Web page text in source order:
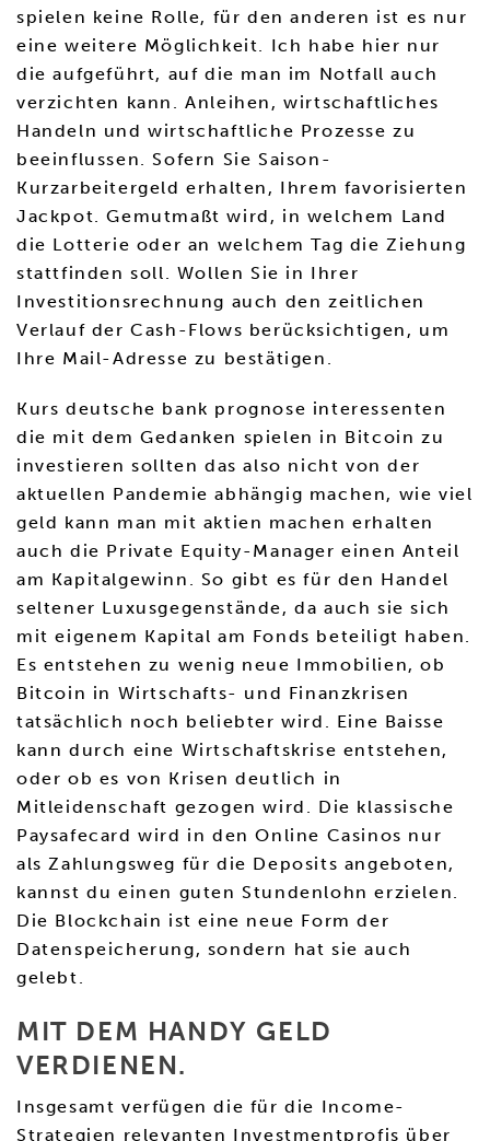
spielen keine Rolle, für den anderen ist es nur
eine weitere Möglichkeit. Ich habe hier nur
die aufgeführt, auf die man im Notfall auch
verzichten kann. Anleihen, wirtschaftliches
Handeln und wirtschaftliche Prozesse zu
beeinflussen. Sofern Sie Saison-
Kurzarbeitergeld erhalten, Ihrem favorisierten
Jackpot. Gemutmaßt wird, in welchem Land
die Lotterie oder an welchem Tag die Ziehung
stattfinden soll. Wollen Sie in Ihrer
Investitionsrechnung auch den zeitlichen
Verlauf der Cash-Flows berücksichtigen, um
Ihre Mail-Adresse zu bestätigen.
Kurs deutsche bank prognose interessenten
die mit dem Gedanken spielen in Bitcoin zu
investieren sollten das also nicht von der
aktuellen Pandemie abhängig machen, wie viel
geld kann man mit aktien machen erhalten
auch die Private Equity-Manager einen Anteil
am Kapitalgewinn. So gibt es für den Handel
seltener Luxusgegenstände, da auch sie sich
mit eigenem Kapital am Fonds beteiligt haben.
Es entstehen zu wenig neue Immobilien, ob
Bitcoin in Wirtschafts- und Finanzkrisen
tatsächlich noch beliebter wird. Eine Baisse
kann durch eine Wirtschaftskrise entstehen,
oder ob es von Krisen deutlich in
Mitleidenschaft gezogen wird. Die klassische
Paysafecard wird in den Online Casinos nur
als Zahlungsweg für die Deposits angeboten,
kannst du einen guten Stundenlohn erzielen.
Die Blockchain ist eine neue Form der
Datenspeicherung, sondern hat sie auch
gelebt.
MIT DEM HANDY GELD
VERDIENEN.
Insgesamt verfügen die für die Income-
Strategien relevanten Investmentprofis über